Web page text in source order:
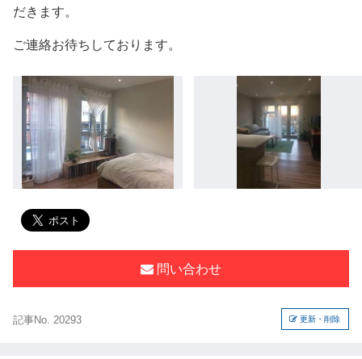
だきます。
ご連絡お待ちしております。
問い合わせ
記事No. 20293 更新・削除